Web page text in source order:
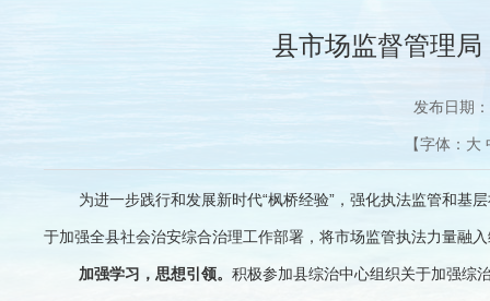
县市场监督管理
发布日期
【字体： 大
为进一步践行和发展新时代“枫桥经验”，强化执法监管和基
于加强全县社会治安综合治理工作部署，将市场监管执法力量融
加强学习，思想引领。 积极参加县综治中心组织关于加强综